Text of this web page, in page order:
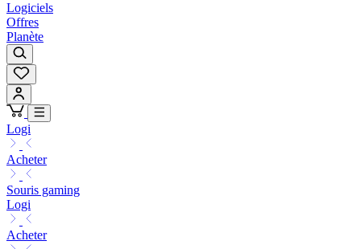
Logiciels
Offres
Planète
Logi
Acheter
Souris gaming
Logi
Acheter